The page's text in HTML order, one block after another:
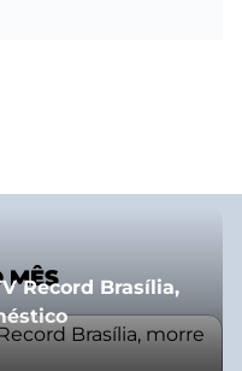
MÊS
Record Brasília,